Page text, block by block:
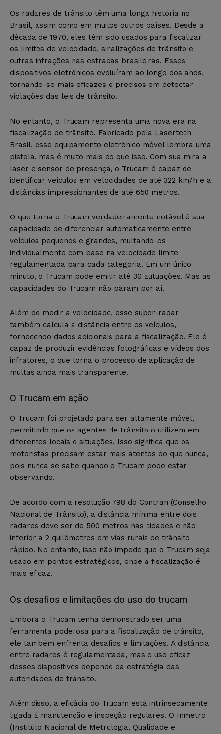
Os radares de trânsito têm uma longa história no
Brasil, assim como em muitos outros países. Desde a
década de 1970, eles têm sido usados para fiscalizar
os limites de velocidade, sinalizações de trânsito e
outras infrações nas estradas brasileiras. Esses
dispositivos eletrônicos evoluíram ao longo dos anos,
tornando-se mais eficazes e precisos em detectar
violações das leis de trânsito.
No entanto, o Trucam representa uma nova era na
fiscalização de trânsito. Fabricado pela Lasertech
Brasil, esse equipamento eletrônico móvel lembra uma
pistola, mas é muito mais do que isso. Com sua mira a
laser e sensor de presença, o Trucam é capaz de
identificar veículos em velocidades de até 322 km/h e a
distâncias impressionantes de até 650 metros.
O que torna o Trucam verdadeiramente notável é sua
capacidade de diferenciar automaticamente entre
veículos pequenos e grandes, multando-os
individualmente com base na velocidade limite
regulamentada para cada categoria. Em um único
minuto, o Trucam pode emitir até 30 autuações. Mas as
capacidades do Trucam não param por aí.
Além de medir a velocidade, esse super-radar
também calcula a distância entre os veículos,
fornecendo dados adicionais para a fiscalização. Ele é
capaz de produzir evidências fotográficas e vídeos dos
infratores, o que torna o processo de aplicação de
multas ainda mais transparente.
O Trucam em ação
O Trucam foi projetado para ser altamente móvel,
permitindo que os agentes de trânsito o utilizem em
diferentes locais e situações. Isso significa que os
motoristas precisam estar mais atentos do que nunca,
pois nunca se sabe quando o Trucam pode estar
observando.
De acordo com a resolução 798 do Contran (Conselho
Nacional de Trânsito), a distância mínima entre dois
radares deve ser de 500 metros nas cidades e não
inferior a 2 quilômetros em vias rurais de trânsito
rápido. No entanto, isso não impede que o Trucam seja
usado em pontos estratégicos, onde a fiscalização é
mais eficaz.
Os desafios e limitações do uso do trucam
Embora o Trucam tenha demonstrado ser uma
ferramenta poderosa para a fiscalização de trânsito,
ele também enfrenta desafios e limitações. A distância
entre radares é regulamentada, mas o uso eficaz
desses dispositivos depende da estratégia das
autoridades de trânsito.
Além disso, a eficácia do Trucam está intrinsecamente
ligada à manutenção e inspeção regulares. O Inmetro
(Instituto Nacional de Metrologia, Qualidade e